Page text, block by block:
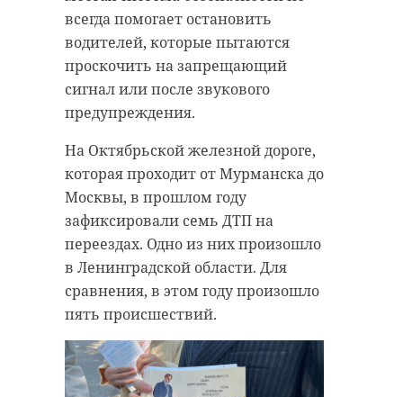
всегда помогает остановить
водителей, которые пытаются
проскочить на запрещающий
сигнал или после звукового
предупреждения.
На Октябрьской железной дороге,
которая проходит от Мурманска до
Москвы, в прошлом году
зафиксировали семь ДТП на
переездах. Одно из них произошло
в Ленинградской области. Для
сравнения, в этом году произошло
пять происшествий.